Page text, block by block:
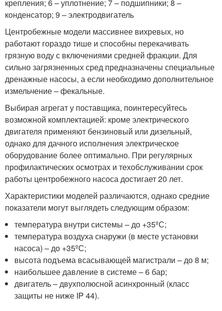
крепления; 6 – уплотнение; 7 – подшипники; 8 –
конденсатор; 9 – электродвигатель
Центробежные модели массивнее вихревых, но
работают гораздо тише и способны перекачивать
грязную воду с включениями средней фракции. Для
сильно загрязненных сред предназначены специальные
дренажные насосы, а если необходимо дополнительное
измельчение – фекальные.
Выбирая агрегат у поставщика, поинтересуйтесь
возможной комплектацией: кроме электрического
двигателя применяют бензиновый или дизельный,
однако для дачного исполнения электрическое
оборудование более оптимально. При регулярных
профилактических осмотрах и техобслуживании срок
работы центробежного насоса достигает 20 лет.
Характеристики моделей различаются, однако средние
показатели могут выглядеть следующим образом:
температура внутри системы – до +35ºС;
температура воздуха снаружи (в месте установки
насоса) – до +35ºС;
высота подъема всасывающей магистрали – до 8 м;
наибольшее давление в системе – 6 бар;
двигатель – двухполюсной асинхронный (класс
защиты не ниже IP 44).